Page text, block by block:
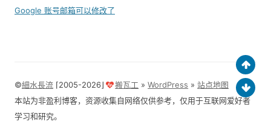
Google 账号邮箱可以修改了
©細水長流 ⌈2005-2026⌋ 搬瓦工 »WordPress »站点地图
本站为非盈利博客，资源收集自网络仅供参考，仅用于互联网爱好者
学习和研究。